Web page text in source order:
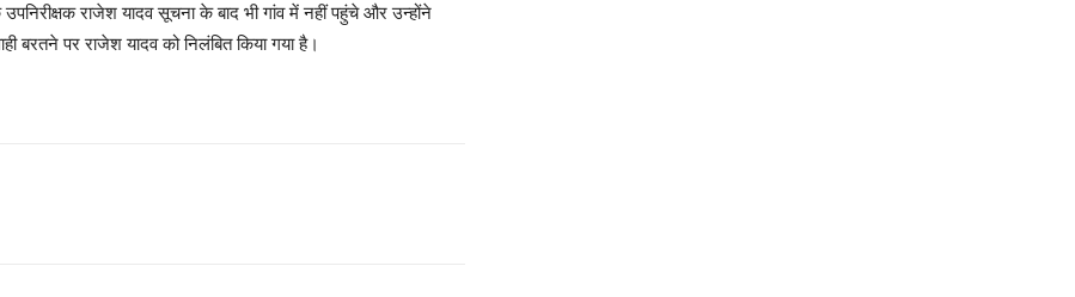
राजेश यादव सूचना के बाद भी गांव में नहीं पहुंचे और उन्होंने
बरतने पर राजेश यादव को निलंबित किया गया है।